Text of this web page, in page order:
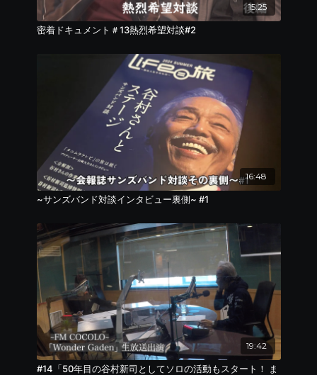
15:25
密着ドキュメント＃13熱烈希望対談#2
16:48
~サンズバンド対談インタビュー裏側~ #1
19:42
#14「50年目の谷村新司としてソロの活動もスタート！ ま